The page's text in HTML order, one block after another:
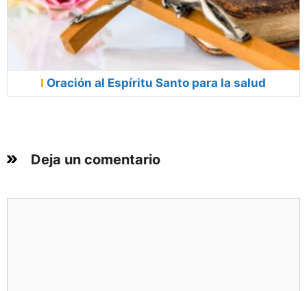
Oración al Espíritu Santo para la salud
Deja un comentario